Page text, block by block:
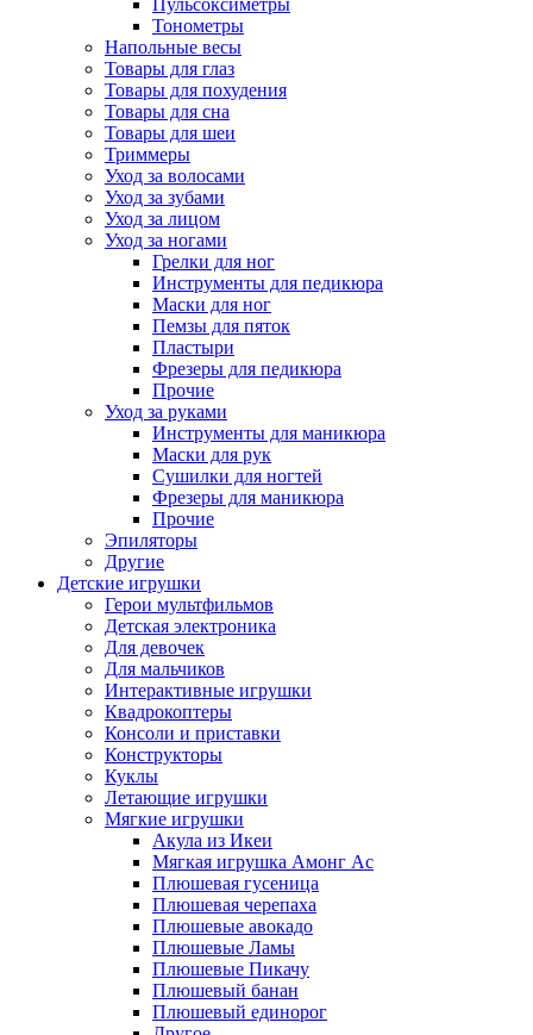
Пульсоксиметры
Тонометры
Напольные весы
Товары для глаз
Товары для похудения
Товары для сна
Товары для шеи
Триммеры
Уход за волосами
Уход за зубами
Уход за лицом
Уход за ногами
Грелки для ног
Инструменты для педикюра
Маски для ног
Пемзы для пяток
Пластыри
Фрезеры для педикюра
Прочие
Уход за руками
Инструменты для маникюра
Маски для рук
Сушилки для ногтей
Фрезеры для маникюра
Прочие
Эпиляторы
Другие
Детские игрушки
Герои мультфильмов
Детская электроника
Для девочек
Для мальчиков
Интерактивные игрушки
Квадрокоптеры
Консоли и приставки
Конструкторы
Куклы
Летающие игрушки
Мягкие игрушки
Акула из Икеи
Мягкая игрушка Амонг Ас
Плюшевая гусеница
Плюшевая черепаха
Плюшевые авокадо
Плюшевые Ламы
Плюшевые Пикачу
Плюшевый банан
Плюшевый единорог